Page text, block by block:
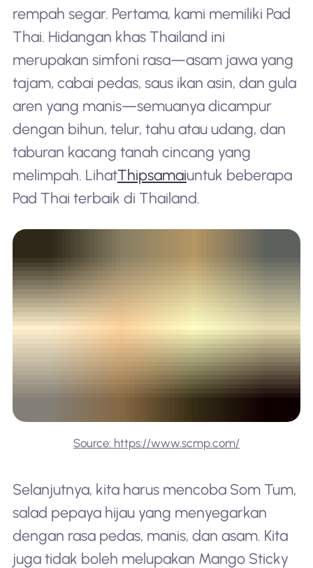
rempah segar. Pertama, kami memiliki Pad
Thai. Hidangan khas Thailand ini
merupakan simfoni rasa—asam jawa yang
tajam, cabai pedas, saus ikan asin, dan gula
aren yang manis—semuanya dicampur
dengan bihun, telur, tahu atau udang, dan
taburan kacang tanah cincang yang
melimpah. LihatThipsamaiuntuk beberapa
Pad Thai terbaik di Thailand.
Source: https://www.scmp.com/
Selanjutnya, kita harus mencoba Som Tum,
salad pepaya hijau yang menyegarkan
dengan rasa pedas, manis, dan asam. Kita
juga tidak boleh melupakan Mango Sticky